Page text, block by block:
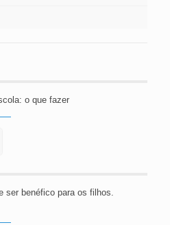
o que fazer
ser benéfico para os filhos.